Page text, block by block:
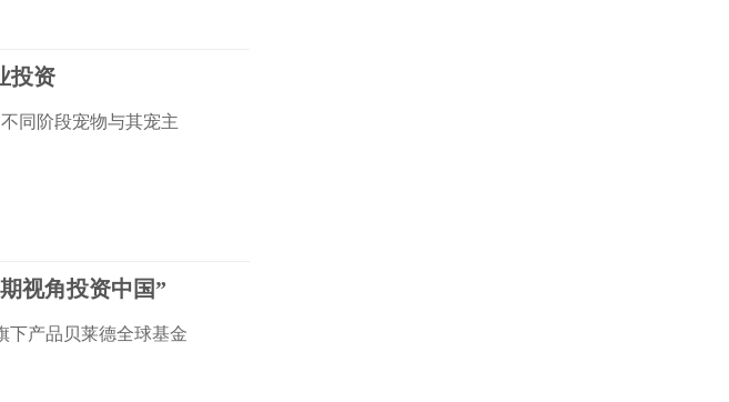
投资
同阶段宠物与其宠主
视角投资中国”
下产品贝莱德全球基金